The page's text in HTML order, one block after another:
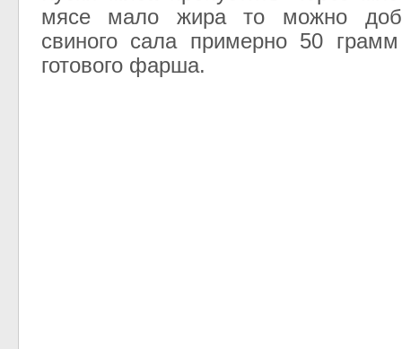
мясе мало жира то можно
свиного сала примерно 50
готового фарша.